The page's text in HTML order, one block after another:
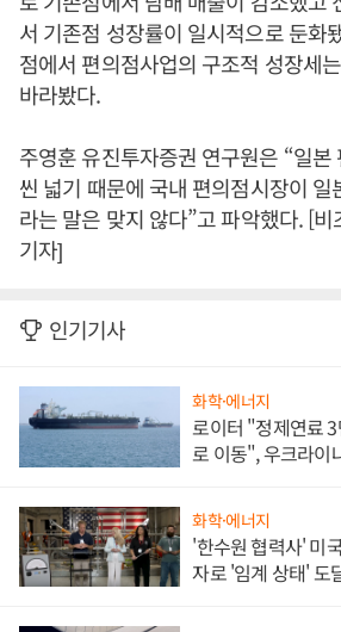
서 기존점 성장률이 일시적으로 둔화
점에서 편의점사업의 구조적 성장세
바라봤다.
주영훈 유진투자증권 연구원은 “일본
씬 넓기 때문에 국내 편의점시장이 일
라는 말은 맞지 않다”고 파악했다. [
기자]
인기기사
화학·에너지
로이터 "정제연료
로 이동", 우크라이
화학·에너지
'한수원 협력사' 미
자로 '임계 상태' 도